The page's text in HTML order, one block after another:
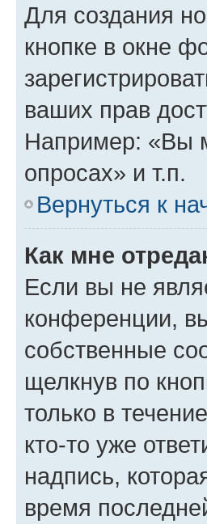
Для создания
кнопке в окне
ваших прав
Например: «Вы
опросах» и т.п.
Вернуться к
Как мне
Если вы не
конференции,
собственные
щелкнув по
только в
кто-то уже
надпись,
время